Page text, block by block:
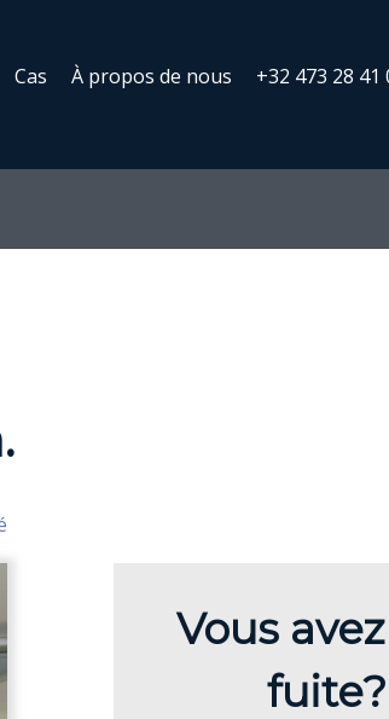
Cas À propos de nous +32 473 28 41
Vous
fuite?